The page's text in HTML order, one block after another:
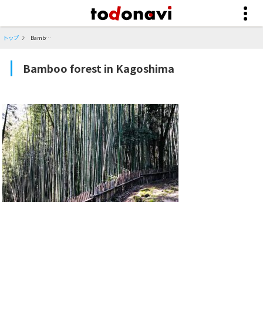
トップ Bamboo forest in Kagoshima
Bamboo forest in Kagoshima